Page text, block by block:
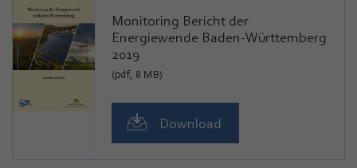
Monitoring Bericht der
Energiewende Baden-Württemberg
2019
(pdf, 8 MB)
Download